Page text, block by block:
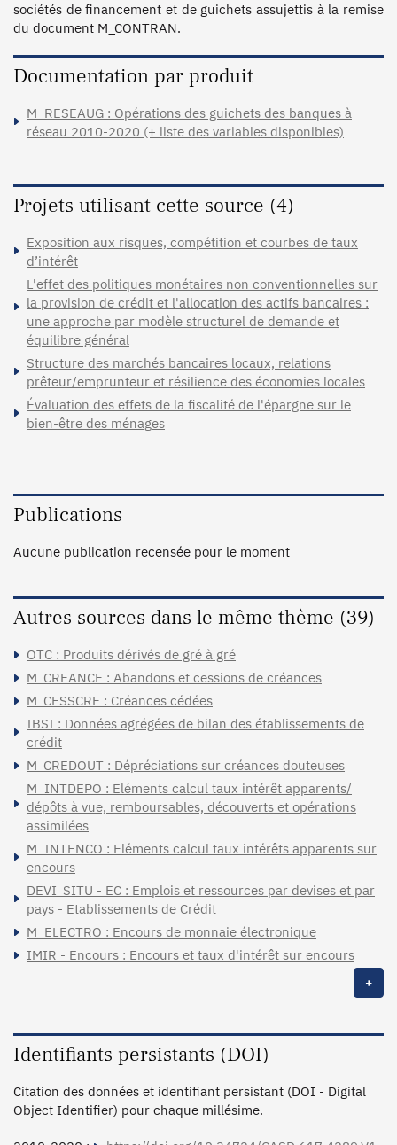
sociétés de financement et de guichets assujettis à la remise
du document M_CONTRAN.
Documentation par produit
M_RESEAUG : Opérations des guichets des banques à
réseau 2010-2020 (+ liste des variables disponibles)
Projets utilisant cette source (4)
Exposition aux risques, compétition et courbes de taux
d’intérêt
L'effet des politiques monétaires non conventionnelles sur
la provision de crédit et l'allocation des actifs bancaires :
une approche par modèle structurel de demande et
équilibre général
Structure des marchés bancaires locaux, relations
prêteur/emprunteur et résilience des économies locales
Évaluation des effets de la fiscalité de l'épargne sur le
bien-être des ménages
Publications
Aucune publication recensée pour le moment
Autres sources dans le même thème (39)
OTC : Produits dérivés de gré à gré
M_CREANCE : Abandons et cessions de créances
M_CESSCRE : Créances cédées
IBSI : Données agrégées de bilan des établissements de
crédit
M_CREDOUT : Dépréciations sur créances douteuses
M_INTDEPO : Eléments calcul taux intérêt apparents/
dépôts à vue, remboursables, découverts et opérations
assimilées
M_INTENCO : Eléments calcul taux intérêts apparents sur
encours
DEVI_SITU - EC : Emplois et ressources par devises et par
pays - Etablissements de Crédit
M_ELECTRO : Encours de monnaie électronique
IMIR - Encours : Encours et taux d'intérêt sur encours
+
Identifiants persistants (DOI)
Citation des données et identifiant persistant (DOI - Digital
Object Identifier) pour chaque millésime.